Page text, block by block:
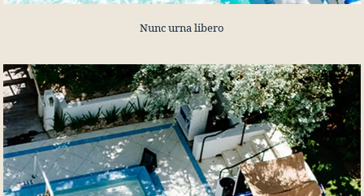
Nunc urna libero